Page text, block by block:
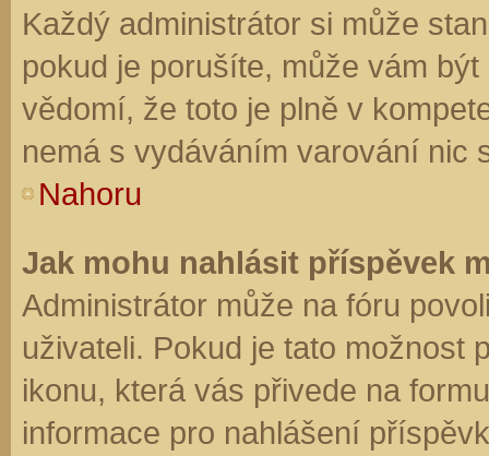
Každý administrátor si může
pokud je porušíte, může vám
vědomí, že toto je plně v
nemá s vydáváním varování nic
Nahoru
Jak mohu nahlásit příspěvek
Administrátor může na fóru
uživateli. Pokud je tato možnost
ikonu, která vás přivede na
informace pro nahlášení